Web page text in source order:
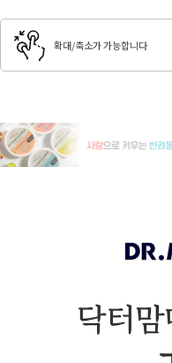
확대/축소가 가능합니다